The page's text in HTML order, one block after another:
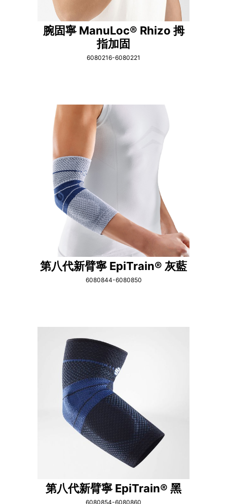
腕固寧 ManuLoc® Rhizo 拇
指加固
6080216-6080221
第八代新臂寧 EpiTrain® 灰藍
6080844-6080850
第八代新臂寧 EpiTrain® 黑
6080854-6080860